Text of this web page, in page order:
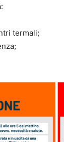
termali;